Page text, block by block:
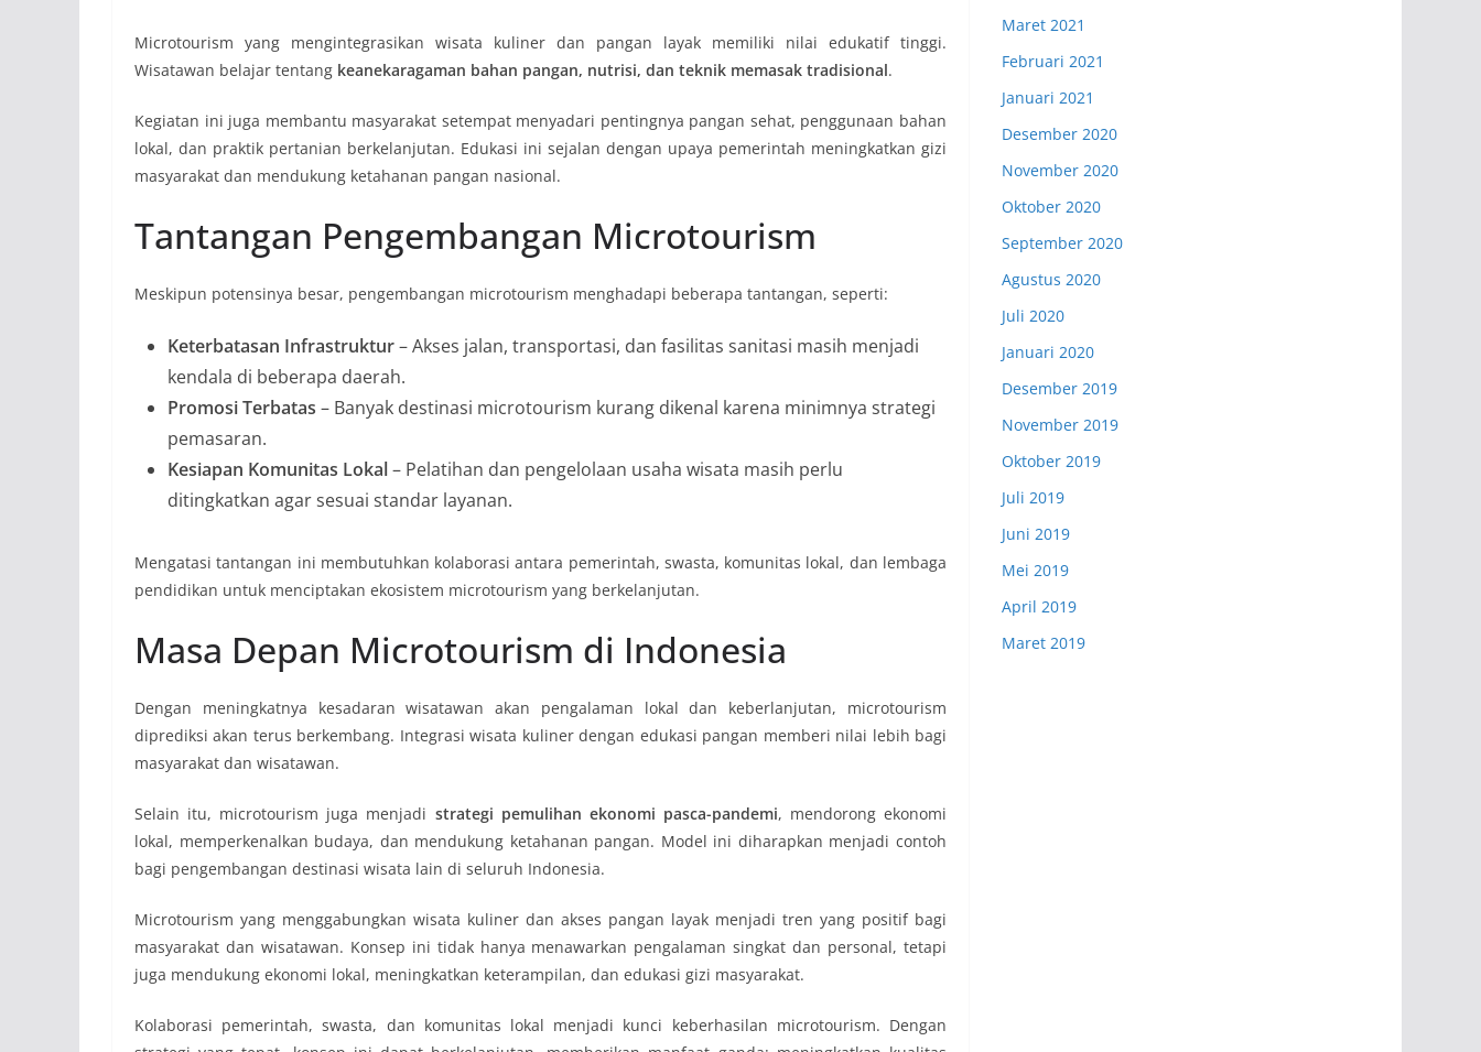
Microtourism yang mengintegrasikan wisata kuliner dan pangan layak memiliki nilai edukatif tinggi.
Wisatawan belajar tentang keanekaragaman bahan pangan, nutrisi, dan teknik memasak tradisional.
Kegiatan ini juga membantu masyarakat setempat menyadari pentingnya pangan sehat, penggunaan bahan
lokal, dan praktik pertanian berkelanjutan. Edukasi ini sejalan dengan upaya pemerintah meningkatkan gizi
masyarakat dan mendukung ketahanan pangan nasional.
Tantangan Pengembangan Microtourism
Meskipun potensinya besar, pengembangan microtourism menghadapi beberapa tantangan, seperti:
Keterbatasan Infrastruktur– Akses jalan, transportasi, dan fasilitas sanitasi masih menjadi
kendala di beberapa daerah.
Promosi Terbatas – Banyak destinasi microtourism kurang dikenal karena minimnya strategi
pemasaran.
Kesiapan Komunitas Lokal– Pelatihan dan pengelolaan usaha wisata masih perlu
ditingkatkan agar sesuai standar layanan.
Mengatasi tantangan ini membutuhkan kolaborasi antara pemerintah, swasta, komunitas lokal, dan lembaga
pendidikan untuk menciptakan ekosistem microtourism yang berkelanjutan.
Masa Depan Microtourism di Indonesia
Dengan meningkatnya kesadaran wisatawan akan pengalaman lokal dan keberlanjutan, microtourism
diprediksi akan terus berkembang. Integrasi wisata kuliner dengan edukasi pangan memberi nilai lebih bagi
masyarakat dan wisatawan.
Selain itu, microtourism juga menjadi strategi pemulihan ekonomi pasca-pandemi, mendorong ekonomi
lokal, memperkenalkan budaya, dan mendukung ketahanan pangan. Model ini diharapkan menjadi contoh
bagi pengembangan destinasi wisata lain di seluruh Indonesia.
Microtourism yang menggabungkan wisata kuliner dan akses pangan layak menjadi tren yang positif bagi
masyarakat dan wisatawan. Konsep ini tidak hanya menawarkan pengalaman singkat dan personal, tetapi
juga mendukung ekonomi lokal, meningkatkan keterampilan, dan edukasi gizi masyarakat.
Kolaborasi pemerintah, swasta, dan komunitas lokal menjadi kunci keberhasilan microtourism. Dengan
Maret 2021
Februari 2021
Januari 2021
Desember 2020
November 2020
Oktober 2020
September 2020
Agustus 2020
Juli 2020
Januari 2020
Desember 2019
November 2019
Oktober 2019
Juli 2019
Juni 2019
Mei 2019
April 2019
Maret 2019